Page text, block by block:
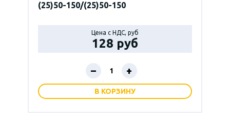
(25)50-150/(25)50-150
Цена с НДС, руб
128 руб
– +
В КОРЗИНУ